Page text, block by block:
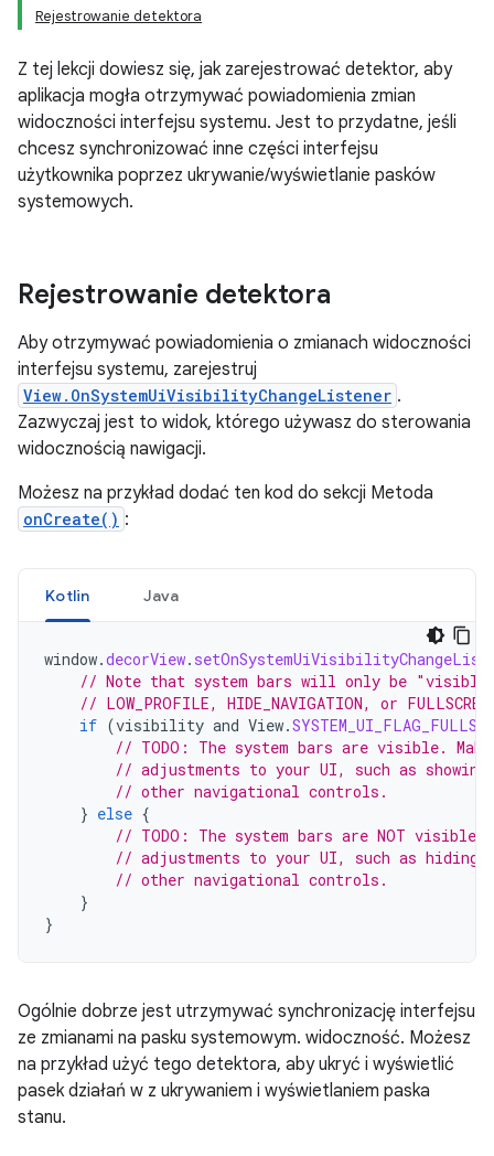
Rejestrowanie detektora
Z tej lekcji dowiesz się, jak zarejestrować detektor, aby
aplikacja mogła otrzymywać powiadomienia zmian
widoczności interfejsu systemu. Jest to przydatne, jeśli
chcesz synchronizować inne części interfejsu
użytkownika poprzez ukrywanie/wyświetlanie pasków
systemowych.
Rejestrowanie detektora
Aby otrzymywać powiadomienia o zmianach widoczności
interfejsu systemu, zarejestruj
View.OnSystemUiVisibilityChangeListener .
Zazwyczaj jest to widok, którego używasz do sterowania
widocznością nawigacji.
Możesz na przykład dodać ten kod do sekcji Metoda
onCreate() :
Kotlin Java
window.decorView.
// Note that system bars will only be
// LOW_PROFILE, HIDE_NAVIGATION, or
if (visibility and View.
// TODO: The system bars are visible.
// adjustments to your UI, such as
// other navigational controls.
} else {
// TODO: The system bars are NOT visible.
// adjustments to your UI, such as hiding
// other navigational controls.
}
}
Ogólnie dobrze jest utrzymywać synchronizację interfejsu
ze zmianami na pasku systemowym. widoczność. Możesz
na przykład użyć tego detektora, aby ukryć i wyświetlić
pasek działań w z ukrywaniem i wyświetlaniem paska
stanu.